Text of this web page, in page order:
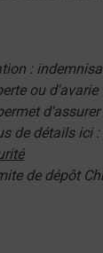
:
ou d'avarie
de détails ici :
de dépôt
onglet